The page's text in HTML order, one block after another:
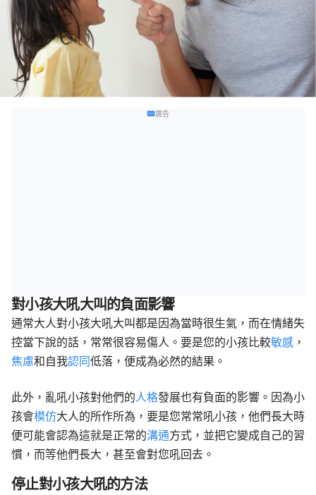
廣告
對小孩大吼大叫的負面影響
通常大人對小孩大吼大叫都是因為當時很生氣，而在情緒失
控當下說的話，常常很容易傷人。要是您的小孩比較敏感 ，
焦慮和自我認同低落，便成為必然的結果。
此外，亂吼小孩對他們的人格發展也有負面的影響。因為小
孩會模仿大人的所作所為，要是您常常吼小孩，他們長大時
便可能會認為這就是正常的溝通方式，並把它變成自己的習
慣，而等他們長大，甚至會對您吼回去。
停止對小孩大吼的方法